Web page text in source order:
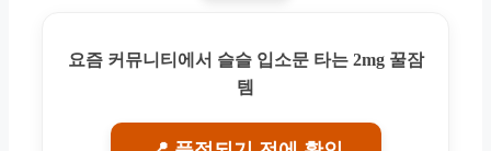
요즘 커뮤니티에서 슬슬 입소문 타는 2mg 꿀잠
템